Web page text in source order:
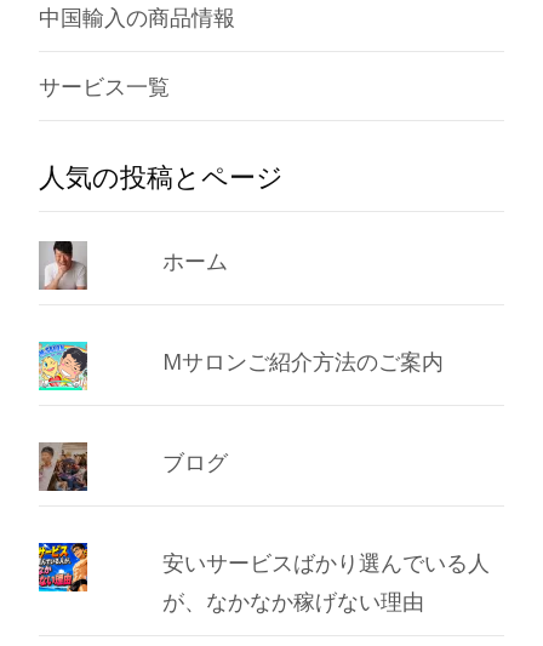
中国輸入の商品情報
サービス一覧
人気の投稿とページ
ホーム
Mサロンご紹介方法のご案内
ブログ
安いサービスばかり選んでいる人
が、なかなか稼げない理由